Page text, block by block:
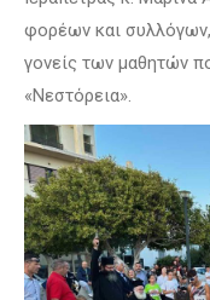
φορέων και
γονείς των μαθητών
«Νεστόρεια».